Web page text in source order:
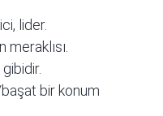
lider.
bir konum